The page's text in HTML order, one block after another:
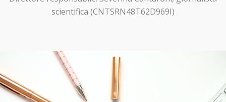
scientifica (CNTSRN48T62D969I)